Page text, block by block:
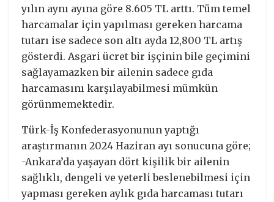
yılın aynı ayına göre 8.605 TL arttı. Tüm temel
harcamalar için yapılması gereken harcama
tutarı ise sadece son altı ayda 12,800 TL artış
gösterdi. Asgari ücret bir işçinin bile geçimini
sağlayamazken bir ailenin sadece gıda
harcamasını karşılayabilmesi mümkün
görünmemektedir.
Türk-İş Konfederasyonunun yaptığı
araştırmanın 2024 Haziran ayı sonucuna göre;
-Ankara’da yaşayan dört kişilik bir ailenin
sağlıklı, dengeli ve yeterli beslenebilmesi için
yapması gereken aylık gıda harcaması tutarı